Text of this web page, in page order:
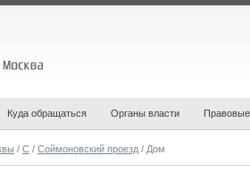
Куда обращаться Органы власти
/ С / Соймоновский проезд / Дом